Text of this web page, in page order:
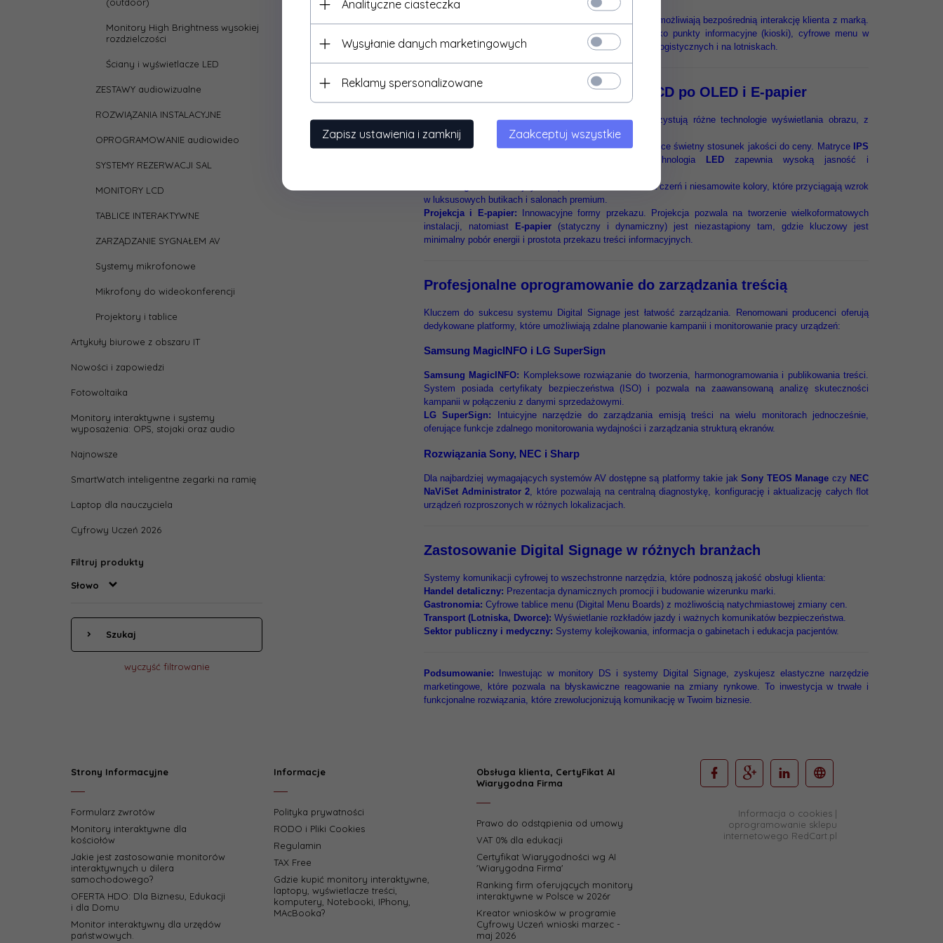
Monitory High Brightness wysokiej
rozdzielczości
Ściany i wyświetlacze LED
ZESTAWY audiowizualne
ROZWIĄZANIA INSTALACYJNE
OPROGRAMOWANIE audiowideo
SYSTEMY REZERWACJI SAL
MONITORY LCD
TABLICE INTERAKTYWNE
ZARZĄDZANIE SYGNAŁEM AV
Systemy mikrofonowe
Mikrofony do wideokonferencji
Projektory i tablice
Artykuły biurowe z obszaru IT
Nowości i zapowiedzi
Fotowoltaika
Monitory interaktywne i systemy
wyposażenia: OPS, stojaki oraz audio
Najnowsze
SmartWatch inteligentne zegarki na ramię
Laptop dla nauczyciela
Cyfrowy Uczeń 2026
Filtruj produkty
Słowo
Szukaj
wyczyść filtrowanie
W ofercie posiadamy również monitory dotykowe, które umożliwiają bezpośrednią interakcję klienta z marką.
Interaktywne systemy DS sprawdzają się doskonale jako punkty informacyjne (kioski), cyfrowe menu w
restauracjach czy interaktywne mapy w dużych centrach logistycznych i na lotniskach.
Rozwiązania technologiczne: Od LCD po OLED i E-papier
W zależności od potrzeb projektu, monitory DS wykorzystują różne technologie wyświetlania obrazu, z
których każda posiada unikalne zalety:
Ekrany LCD i LED:Najpopularniejsze rozwiązania oferujące świetny stosunek jakości do ceny. Matryce
IPS
gwarantują szerokie kąty widzenia, natomiast technologia
LED zapewnia wysoką jasność i
Najwyższa półka wizualna – idealna czerń i niesamowite kolory, które przyciągają wzrok
w luksusowych butikach i salonach premium.
Projekcja i E-papier: Innowacyjne formy przekazu. Projekcja pozwala na tworzenie wielkoformatowych
instalacji, natomiast
E-papier(statyczny i dynamiczny) jest niezastąpiony tam, gdzie kluczowy jest
minimalny pobór energii i prostota przekazu treści informacyjnych.
Profesjonalne oprogramowanie do zarządzania treścią
Kluczem do sukcesu systemu Digital Signage jest łatwość zarządzania. Renomowani producenci oferują
dedykowane platformy, które umożliwiają zdalne planowanie kampanii i monitorowanie pracy urządzeń:
Samsung MagicINFO i LG SuperSign
Samsung MagicINFO: Kompleksowe rozwiązanie do tworzenia, harmonogramowania i publikowania treści.
System posiada certyfikaty bezpieczeństwa (ISO) i pozwala na zaawansowaną analizę skuteczności
kampanii w połączeniu z danymi sprzedażowymi.
LG SuperSign: Intuicyjne narzędzie do zarządzania emisją treści na wielu monitorach jednocześnie,
oferujące funkcje zdalnego monitorowania wydajności i zarządzania strukturą ekranów.
Rozwiązania Sony, NEC i Sharp
Dla najbardziej wymagających systemów AV dostępne są platformy takie jakSony TEOS Manage czy NEC
NaViSet Administrator 2 , które pozwalają na centralną diagnostykę, konfigurację i aktualizację całych flot
urządzeń rozproszonych w różnych lokalizacjach.
Zastosowanie Digital Signage w różnych branżach
Systemy komunikacji cyfrowej to wszechstronne narzędzia, które podnoszą jakość obsługi klienta:
Handel detaliczny: Prezentacja dynamicznych promocji i budowanie wizerunku marki.
Gastronomia: Cyfrowe tablice menu (Digital Menu Boards) z możliwością natychmiastowej zmiany cen.
Transport (Lotniska, Dworce): Wyświetlanie rozkładów jazdy i ważnych komunikatów bezpieczeństwa.
Sektor publiczny i medyczny: Systemy kolejkowania, informacja o gabinetach i edukacja pacjentów.
Podsumowanie: Inwestując w monitory DS i systemy Digital Signage, zyskujesz elastyczne narzędzie
marketingowe, które pozwala na błyskawiczne reagowanie na zmiany rynkowe. To inwestycja w trwałe i
funkcjonalne rozwiązania, które zrewolucjonizują komunikację w Twoim biznesie.
Strony Informacyjne
Formularz zwrotów
Monitory interaktywne dla
kościołów
Jakie jest zastosowanie monitorów
interaktywnych u dilera
samochodowego?
OFERTA HDO: Dla Biznesu, Edukacji
i dla Domu
Monitor interaktywny dla urzędów
państwowych.
Informacje
Polityka prywatności
RODO i Pliki Cookies
Regulamin
TAX Free
Gdzie kupić monitory interaktywne,
laptopy, wyświetlacze treści,
komputery, Notebooki, IPhony,
MAcBooka?
Obsługa klienta, CertyFikat AI
Wiarygodna Firma
Prawo do odstąpienia od umowy
VAT 0% dla edukacji
Certyfikat Wiarygodności wg AI
'Wiarygodna Firma'
Ranking firm oferujących monitory
interaktywne w Polsce w 2026r
Kreator wniosków w programie
Cyfrowy Uczeń wnioski marzec -
maj 2026
Informacja o cookies|
oprogramowanie sklepu
internetowego RedCart.pl
Analityczne ciasteczka
Wysyłanie danych marketingowych
Reklamy spersonalizowane
Zapisz ustawienia i zamknij Zaakceptuj wszystkie